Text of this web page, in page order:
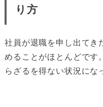
り方
社員が退職を申し出てき
めることがほとんどです
らざるを得ない状況にな